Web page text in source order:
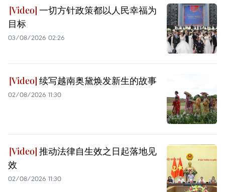
一切方针政策都以人民幸福为
目标
03/08/2026 02:26
续写越南奥黛焕发新生的故事
02/08/2026 11:30
推动法律自生效之日起落地见
效
02/08/2026 11:30